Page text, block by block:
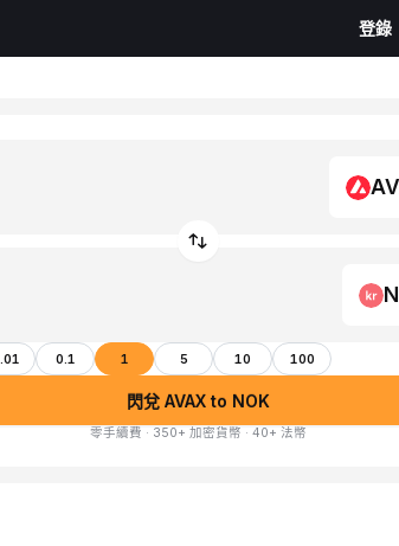
登錄
0.1 1 5 10 100
閃兌 AVAX to NOK
零手續費 · 350+ 加密貨幣 · 40+ 法幣